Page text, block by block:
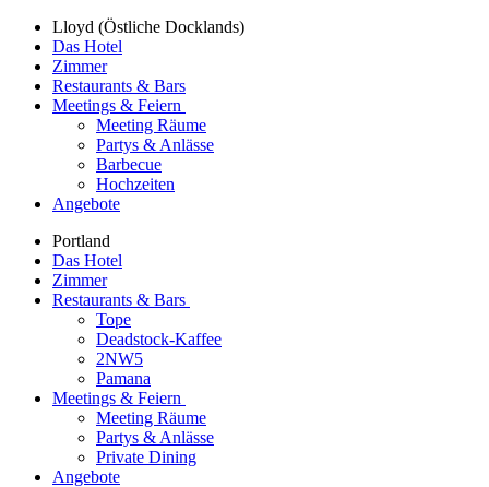
Lloyd (Östliche Docklands)
Das Hotel
Zimmer
Restaurants & Bars
Meetings & Feiern
Meeting Räume
Partys & Anlässe
Barbecue
Hochzeiten
Angebote
Portland
Das Hotel
Zimmer
Restaurants & Bars
Tope
Deadstock-Kaffee
2NW5
Pamana
Meetings & Feiern
Meeting Räume
Partys & Anlässe
Private Dining
Angebote